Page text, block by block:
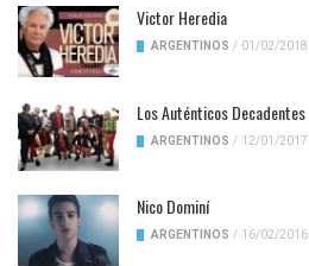
Victor Heredia
ARGENTINOS / 01/02/2018
Los Auténticos Decadentes
ARGENTINOS / 12/01/2017
Nico Dominí
ARGENTINOS / 16/02/2016